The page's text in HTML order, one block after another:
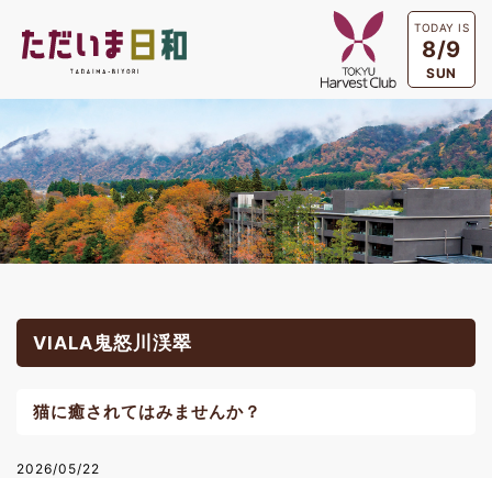
TODAY IS
8/9
SUN
VIALA鬼怒川渓翠
猫に癒されてはみませんか？
2026/05/22